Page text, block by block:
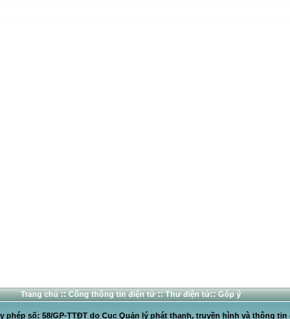
Trang chủ:: Cổng thông tin điện tử:: Thư điện tử:: Góp ý
số: 58/GP-TTĐT do Cục Quản lý phát thanh, truyền hình và thông tin